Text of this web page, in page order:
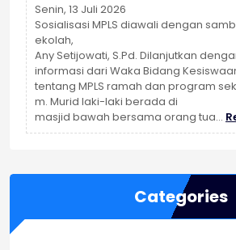
19
Malang
Siswa
Kelas
VIII
dan
IX
dengan
dan
Pengenalan
Diri
Senin, 13 Juli 2026
Sosialisasi MPLS diawali dengan
ekolah,
Any Setijowati, S.Pd. Dilanjutkan
informasi dari Waka Bidang
tentang MPLS ramah dan program
m. Murid laki-laki berada di
masjid bawah bersama orang tua…
Categories